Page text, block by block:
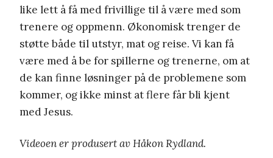
like lett å få med frivillige til å være med som
trenere og oppmenn. Økonomisk trenger de
støtte både til utstyr, mat og reise. Vi kan få
være med å be for spillerne og trenerne, om at
de kan finne løsninger på de problemene som
kommer, og ikke minst at flere får bli kjent
med Jesus.
Videoen er produsert av Håkon Rydland.